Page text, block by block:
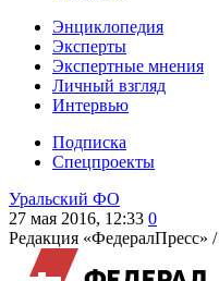
Энциклопедия
Эксперты
Экспертные мнения
Личный взгляд
Интервью
Подписка
Спецпроекты
Уральский ФО
27 мая 2016, 12:33 0
Редакция «ФедералПресс» /